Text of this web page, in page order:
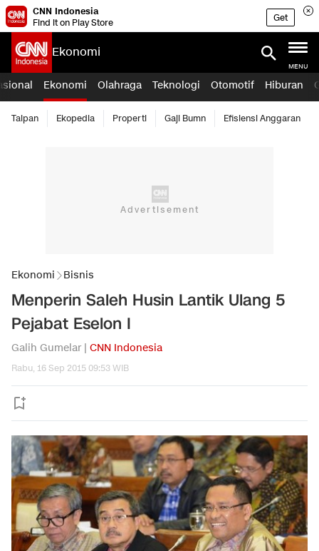
CNN Indonesia
Find it on Play Store
Get
Ekonomi
MENU
Ekonomi Olahraga Teknologi Otomotif Hiburan
Taipan Ekopedia Properti Gaji Bumn Efisiensi Anggaran
Ekonomi Bisnis
Menperin Saleh Husin Lantik Ulang 5
Pejabat Eselon I
Galih Gumelar | CNN Indonesia
Rabu, 16 Sep 2015 09:53 WIB